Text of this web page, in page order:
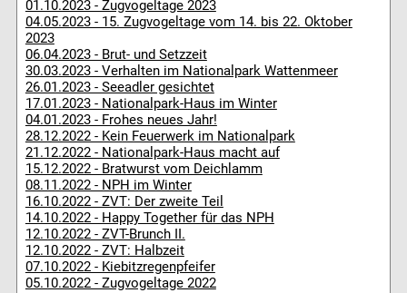
01.10.2023 - Zugvogeltage 2023
04.05.2023 - 15. Zugvogeltage vom 14. bis 22. Oktober
2023
06.04.2023 - Brut- und Setzzeit
30.03.2023 - Verhalten im Nationalpark Wattenmeer
26.01.2023 - Seeadler gesichtet
17.01.2023 - Nationalpark-Haus im Winter
04.01.2023 - Frohes neues Jahr!
28.12.2022 - Kein Feuerwerk im Nationalpark
21.12.2022 - Nationalpark-Haus macht auf
15.12.2022 - Bratwurst vom Deichlamm
08.11.2022 - NPH im Winter
16.10.2022 - ZVT: Der zweite Teil
14.10.2022 - Happy Together für das NPH
12.10.2022 - ZVT-Brunch II.
12.10.2022 - ZVT: Halbzeit
07.10.2022 - Kiebitzregenpfeifer
05.10.2022 - Zugvogeltage 2022